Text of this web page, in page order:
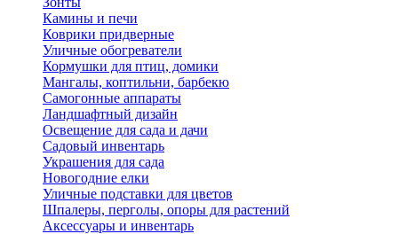
Камины и печи
Коврики придверные
Уличные обогреватели
Кормушки для птиц, домики
Мангалы, коптильни, барбекю
Самогонные аппараты
Ландшафтный дизайн
Освещение для сада и дачи
Садовый инвентарь
Украшения для сада
Новогодние елки
Уличные подставки для цветов
Шпалеры, перголы, опоры для растений
Аксессуары и инвентарь